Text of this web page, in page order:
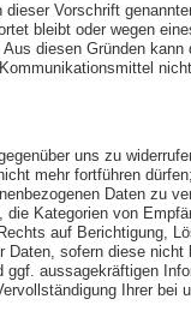
Vorschrift
bleibt oder wegen
diesen Gründen kann
uns zu
mehr fortführen dürfen;
Daten zu
Kategorien von
auf Berichtigung,
sofern diese
aussagekräftigen
Ihrer bei